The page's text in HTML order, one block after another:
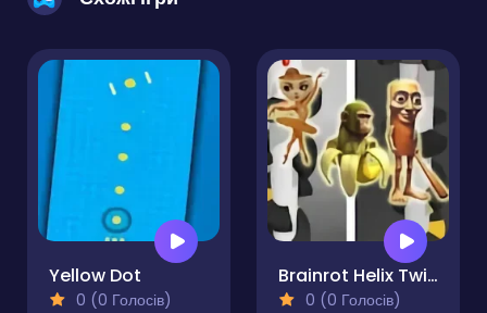
Yellow Dot
0 (0 Голосів)
Brainrot Helix Twistcore
0 (0 Голосів)